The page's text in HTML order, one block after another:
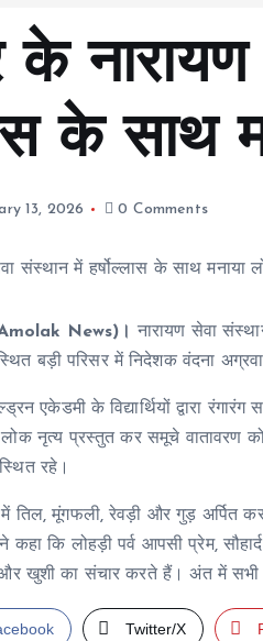
के
के साथ
13, 2026 0 Comments
News)।
नारायण सेवा
बड़ी परिसर में निदेशक वंदना
एकेडमी के विद्यार्थियों द्वारा
नृत्य प्रस्तुत कर समूचे वातावरण
रहे।
में तिल, मूंगफली, रेवड़ी और गुड़
कहा कि लोहड़ी पर्व आपसी प्रेम,
और खुशी का संचार करते हैं। अंत में सभी
Twitter/X